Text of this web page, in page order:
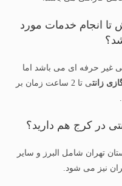
انجام خدمات مورد
غیر حرفه ای می باشد اما
زانت
ی تا 2 ساعت زمان بر
در کرج هم دارید؟
تهران شامل البرز و سایر
نیز می شود.